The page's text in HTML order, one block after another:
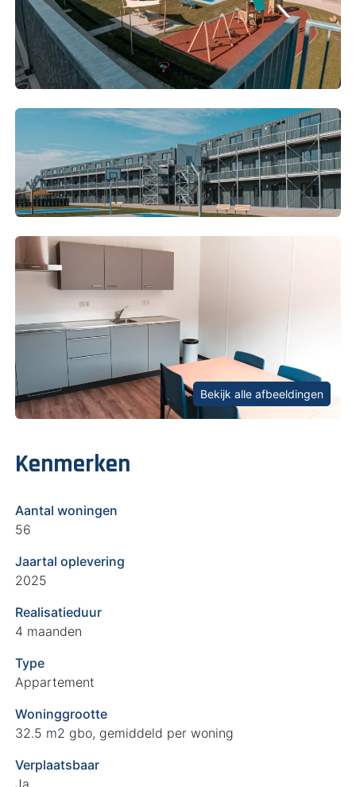
Bekijk alle afbeeldingen
Kenmerken
Aantal woningen
56
Jaartal oplevering
2025
Realisatieduur
4 maanden
Type
Appartement
Woninggrootte
32.5 m2 gbo, gemiddeld per woning
Verplaatsbaar